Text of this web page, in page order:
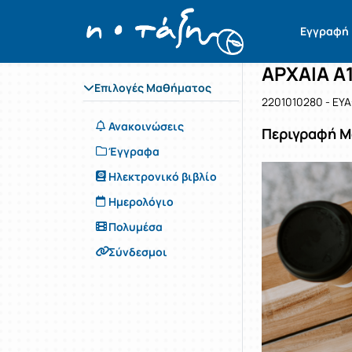
Εγγραφή
Επιλογές Μαθήματος
Ανακοινώσεις
Έγγραφα
Ηλεκτρονικό βιβλίο
Ημερολόγιο
Πολυμέσα
Σύνδεσμοι
Αρχική Σελίδα
Μάθημα :
Κωδικός :
ΑΡΧΑΙΑ Α1
2201010280 -
Περιγραφή